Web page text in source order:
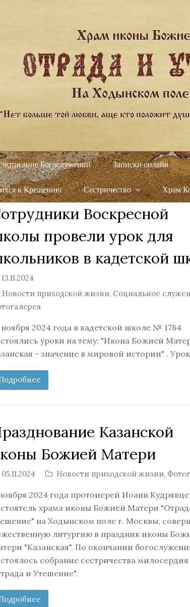
Богослужений Записки онлайн
к Крещению Сестричество Храм
Воскресной
провели урок для
в кадетской
13.11.2024
Новости приходской жизни, Социальное
ноября 2024 года в кадетской школе № 1784
уроки на тему: "Икона Божией
- значение в мировой истории" .
Казанской
Божией Матери
05.11.2024 Новости приходской жизни,
2024 года протоиерей Иоанн
храма иконы Божией Матери
на Ходынском поле г. Москвы,
литургию в праздник иконы
"Казанская". По окончании
собрание сестричества милосердия
и Утешение".